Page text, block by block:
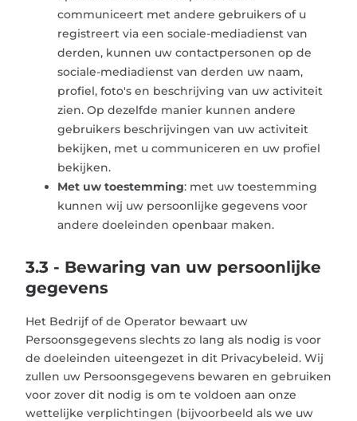
communiceert met andere gebruikers of u
registreert via een sociale-mediadienst van
derden, kunnen uw contactpersonen op de
sociale-mediadienst van derden uw naam,
profiel, foto's en beschrijving van uw activiteit
zien. Op dezelfde manier kunnen andere
gebruikers beschrijvingen van uw activiteit
bekijken, met u communiceren en uw profiel
bekijken.
Met uw toestemming: met uw toestemming
kunnen wij uw persoonlijke gegevens voor
andere doeleinden openbaar maken.
3.3 - Bewaring van uw persoonlijke
gegevens
Het Bedrijf of de Operator bewaart uw
Persoonsgegevens slechts zo lang als nodig is voor
de doeleinden uiteengezet in dit Privacybeleid. Wij
zullen uw Persoonsgegevens bewaren en gebruiken
voor zover dit nodig is om te voldoen aan onze
wettelijke verplichtingen (bijvoorbeeld als we uw